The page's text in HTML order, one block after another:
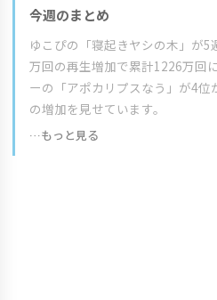
今週のまとめ
ゆこぴの「寝起きヤシの木」が
万回の再生増加で累計1226万回
ーの「アポカリプスなう」が4
の増加を見せています。
…もっと見る